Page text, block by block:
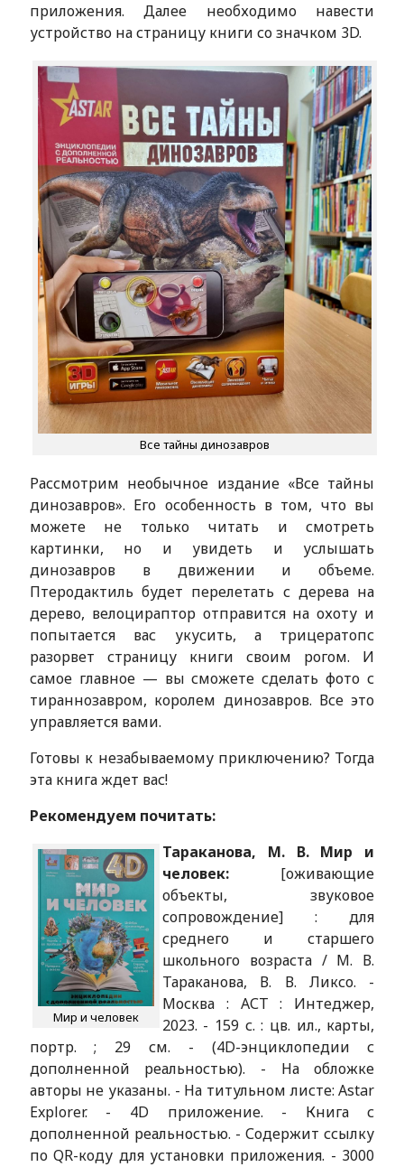
приложения. Далее необходимо навести
устройство на страницу книги со значком 3D.
Все тайны динозавров
Рассмотрим необычное издание «Все тайны
динозавров». Его особенность в том, что вы
можете не только читать и смотреть
картинки, но и увидеть и услышать
динозавров в движении и объеме.
Птеродактиль будет перелетать с дерева на
дерево, велоцираптор отправится на охоту и
попытается вас укусить, а трицератопс
разорвет страницу книги своим рогом. И
самое главное — вы сможете сделать фото с
тираннозавром, королем динозавров. Все это
управляется вами.
Готовы к незабываемому приключению? Тогда
эта книга ждет вас!
Рекомендуем почитать:
Мир и человек
Тараканова, М. В. Мир и
человек:[оживающие
объекты, звуковое
сопровождение] : для
среднего и старшего
школьного возраста / М. В.
Тараканова, В. В. Ликсо. -
Москва : АСТ : Интеджер,
2023. - 159 с. : цв. ил., карты,
портр. ; 29 см. - (4D-энциклопедии с
дополненной реальностью). - На обложке
авторы не указаны. - На титульном листе: Astar
Explorer. - 4D приложение. - Книга с
дополненной реальностью. - Содержит ссылку
по QR-коду для установки приложения. - 3000